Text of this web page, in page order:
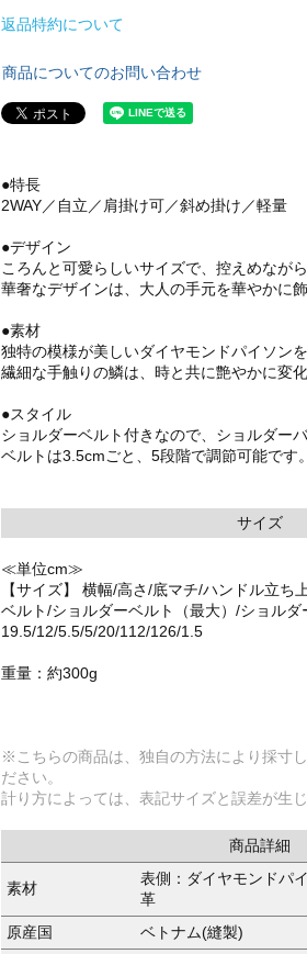
返品特約について
商品についてのお問い合わせ
●特長
2WAY／自立／肩掛け可／斜め掛け／軽量
●デザイン
ころんと可愛らしいサイズで、控えめなが
華奢なデザインは、大人の手元を華やかに飾
●素材
独特の模様が美しいダイヤモンドパイソンを
繊細な手触りの鱗は、時と共に艶やかに変化
●スタイル
ショルダーベルト付きなので、ショルダー
ベルトは3.5cmごと、5段階で調節可能です。
サイズ
≪単位cm≫
【サイズ】 横幅/高さ/底マチ/ハンドル立ち
ベルト/ショルダーベルト（最大）/ショルダ
19.5/12/5.5/5/20/112/126/1.5
重量：約300g
※こちらの商品は、独自の方法により採寸
ださい。
計り方によっては、表記サイズと誤差が生
商品詳細
素材
表側：ダイヤモンドパ
革
原産国
ベトナム(縫製)